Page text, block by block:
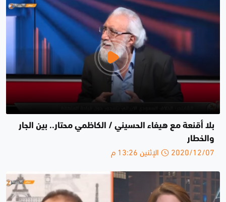
بلا أقنعة مع هيفاء الحسيني / الكاظمي محتار.. بين الجار
والخطار
2020/12/07 الإثنين 13:26 م